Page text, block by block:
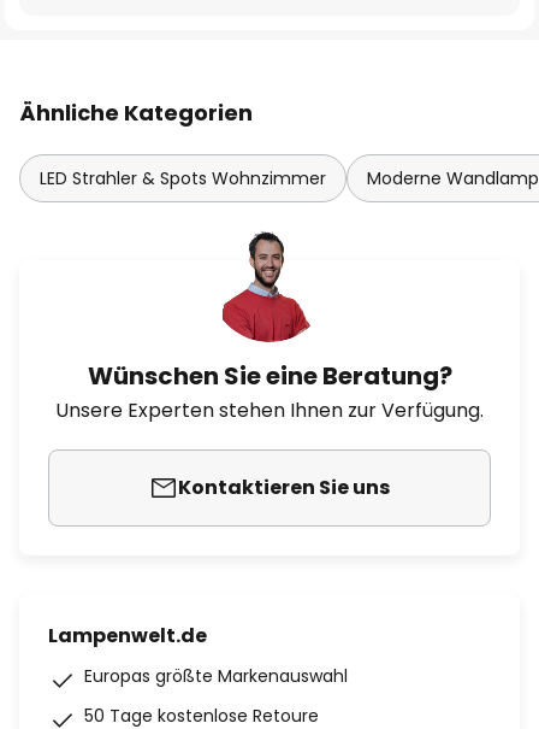
Ähnliche Kategorien
LED Strahler & Spots Wohnzimmer Moderne
Wünschen Sie eine Beratung?
Unsere Experten stehen Ihnen zur Verfügung.
Kontaktieren Sie uns
Lampenwelt.de
Europas größte Markenauswahl
50 Tage kostenlose Retoure